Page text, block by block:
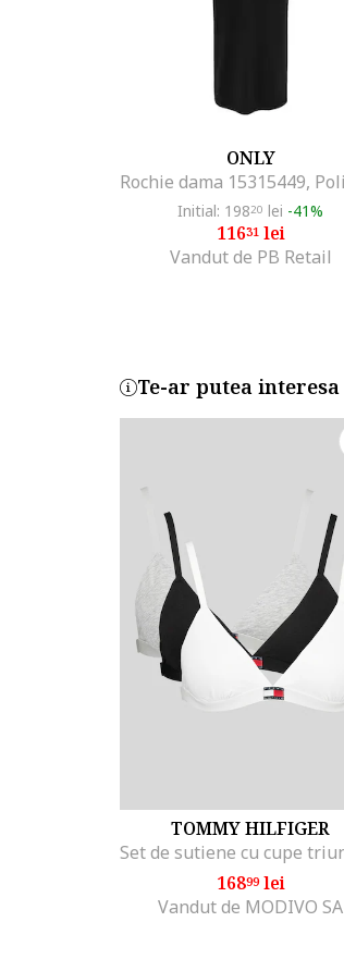
ONLY
Initial: 19820 lei -41%
11631lei
Vandut de PB Retail
Te-ar putea interesa
TOMMY HILFIGER
16899lei
Vandut de MODIVO SA